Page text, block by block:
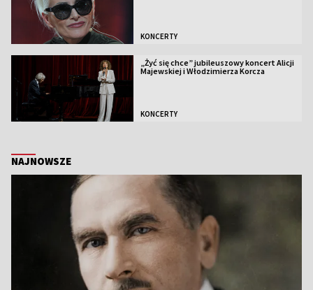
KONCERTY
„Żyć się chce” jubileuszowy koncert Alicji
Majewskiej i Włodzimierza Korcza
KONCERTY
NAJNOWSZE